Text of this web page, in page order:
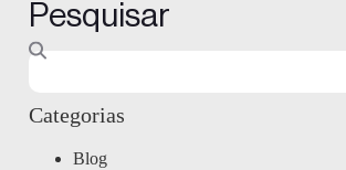
Pesquisar
Categorias
Blog